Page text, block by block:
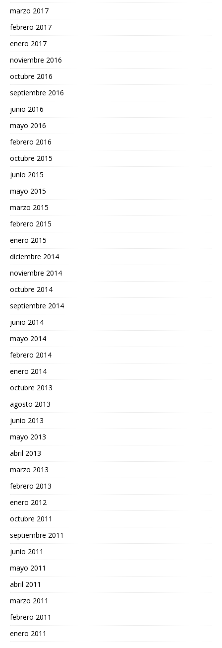
marzo 2017
febrero 2017
enero 2017
noviembre 2016
octubre 2016
septiembre 2016
junio 2016
mayo 2016
febrero 2016
octubre 2015
junio 2015
mayo 2015
marzo 2015
febrero 2015
enero 2015
diciembre 2014
noviembre 2014
octubre 2014
septiembre 2014
junio 2014
mayo 2014
febrero 2014
enero 2014
octubre 2013
agosto 2013
junio 2013
mayo 2013
abril 2013
marzo 2013
febrero 2013
enero 2012
octubre 2011
septiembre 2011
junio 2011
mayo 2011
abril 2011
marzo 2011
febrero 2011
enero 2011